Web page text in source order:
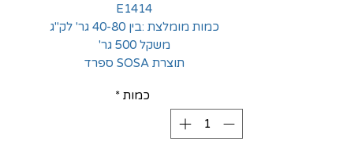
E1414
כמות מומלצת :בין 40-80 גר' לק"ג
משקל 500 גר'
תוצרת SOSA ספרד
כמות *